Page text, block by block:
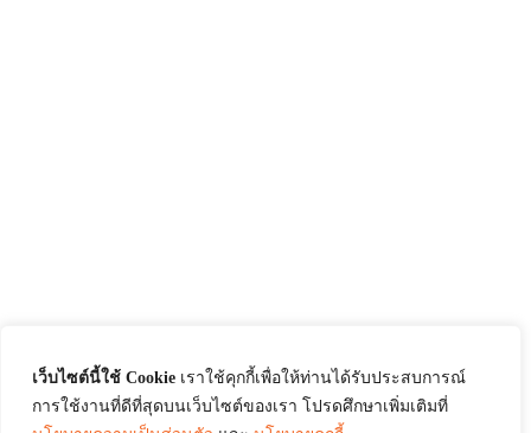
เว็บไซต์นี้ใช้ Cookie เราใช้คุกกี้เพื่อให้ท่านได้รับประสบการณ์
การใช้งานที่ดีที่สุดบนเว็บไซต์ของเรา โปรดศึกษาเพิ่มเติมที่